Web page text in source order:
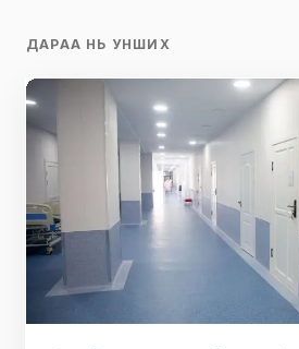
ДАРАА НЬ УНШИХ